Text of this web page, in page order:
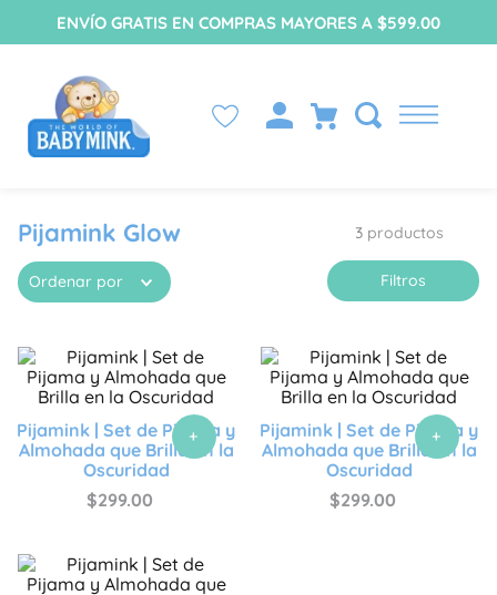
ENVÍO GRATIS EN COMPRAS MAYORES A $599.00
Pijamink Glow 3 productos
Ordenar por Filtros
+
Pijamink | Set de Pijama y
Almohada que Brilla en la
Oscuridad
$299.00
+
Pijamink | Set de Pijama y
Almohada que Brilla en la
Oscuridad
$299.00